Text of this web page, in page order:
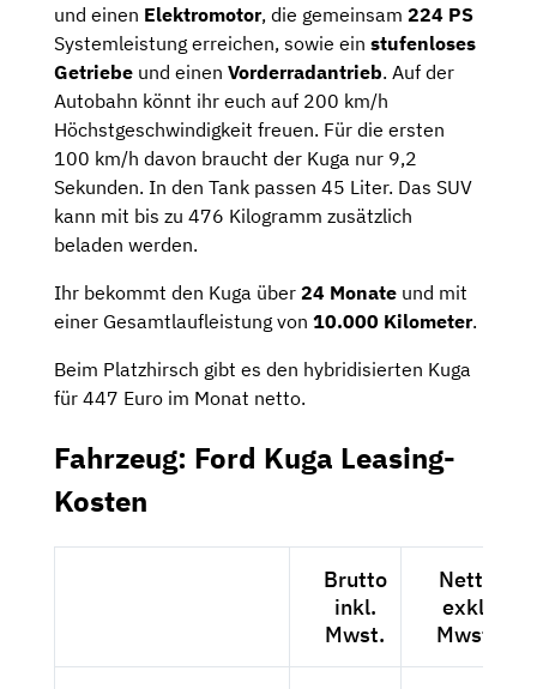
und einen Elektromotor, die gemeinsam 224 PS
Systemleistung erreichen, sowie ein stufenloses
Getriebe und einen Vorderradantrieb. Auf der
Autobahn könnt ihr euch auf 200 km/h
Höchstgeschwindigkeit freuen. Für die ersten
100 km/h davon braucht der Kuga nur 9,2
Sekunden. In den Tank passen 45 Liter. Das SUV
kann mit bis zu 476 Kilogramm zusätzlich
beladen werden.
Ihr bekommt den Kuga über 24 Monate und mit
einer Gesamtlaufleistung von 10.000 Kilometer.
Beim Platzhirsch gibt es den hybridisierten Kuga
für 447 Euro im Monat netto.
Fahrzeug: Ford Kuga Leasing-
Kosten
Brutto
inkl.
Mwst.
Netto
exkl.
Mwst.